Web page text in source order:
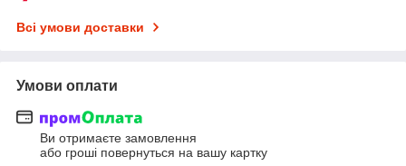
Всі умови доставки
Умови оплати
Ви отримаєте замовлення
або гроші повернуться на вашу картку